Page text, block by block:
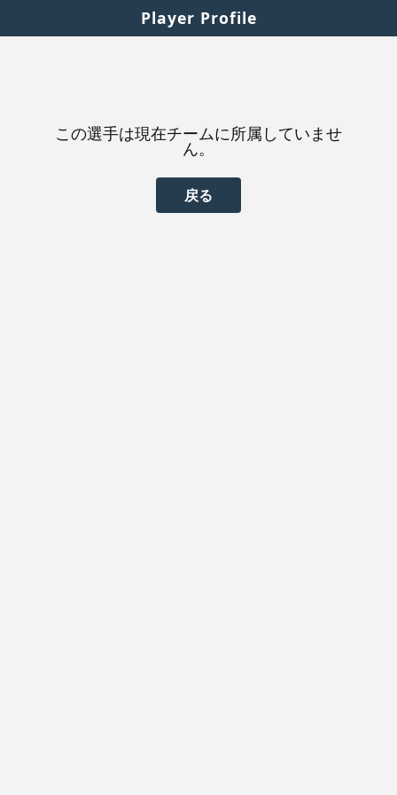
Player Profile
この選手は現在チームに所属していませ
ん。
戻る